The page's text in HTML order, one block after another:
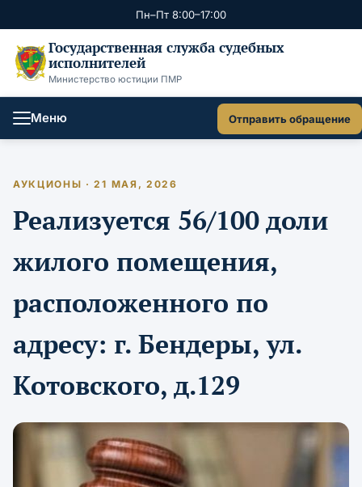
Пн–Пт 8:00–17:00
Государственная служба судебных
исполнителей
Министерство юстиции ПМР
Меню Отправить обращение
АУКЦИОНЫ · 21 МАЯ, 2026
Реализуется 56/100 доли
жилого помещения,
расположенного по
адресу: г. Бендеры, ул.
Котовского, д.129